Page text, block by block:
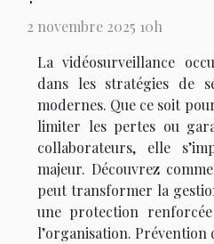
2 novembre 2025 10h
La vidéosurveillance
dans les stratégies de
modernes. Que ce soit
limiter les pertes ou
collaborateurs, elle
majeur. Découvrez
peut transformer la
une protection
l’organisation. Prévention